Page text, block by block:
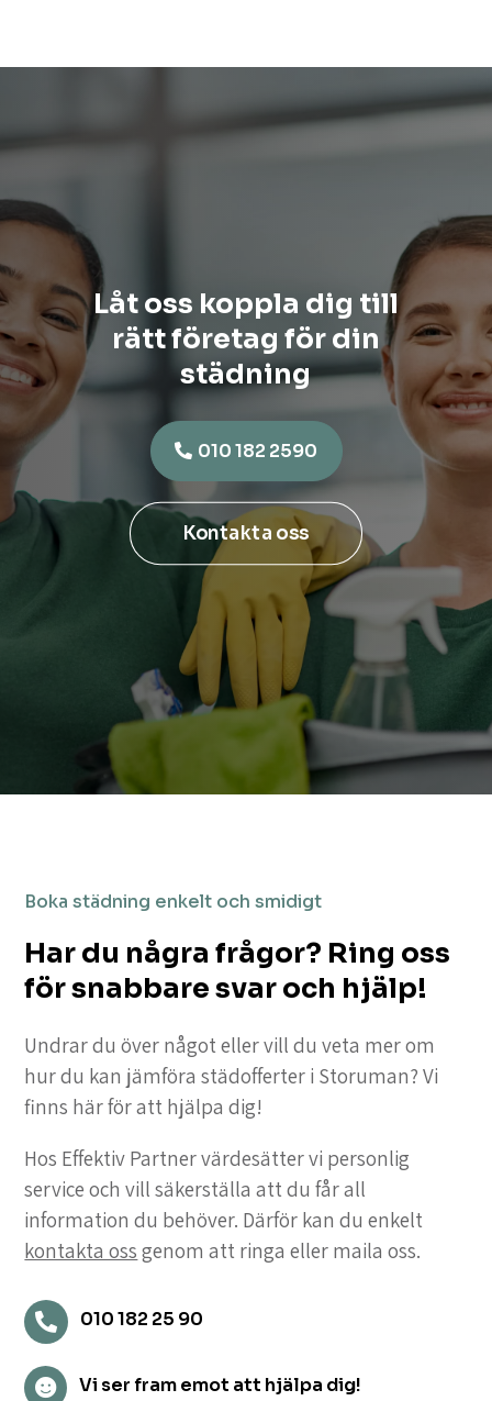
Låt oss koppla dig till
rätt företag för din
städning
010 182 2590
Kontakta oss
Boka städning enkelt och smidigt
Har du några frågor? Ring oss
för snabbare svar och hjälp!
Undrar du över något eller vill du veta mer om
hur du kan jämföra städofferter i Storuman? Vi
finns här för att hjälpa dig!
Hos Effektiv Partner värdesätter vi personlig
service och vill säkerställa att du får all
information du behöver. Därför kan du enkelt
kontakta oss genom att ringa eller maila oss.
 010 182 25 90
 Vi ser fram emot att hjälpa dig!